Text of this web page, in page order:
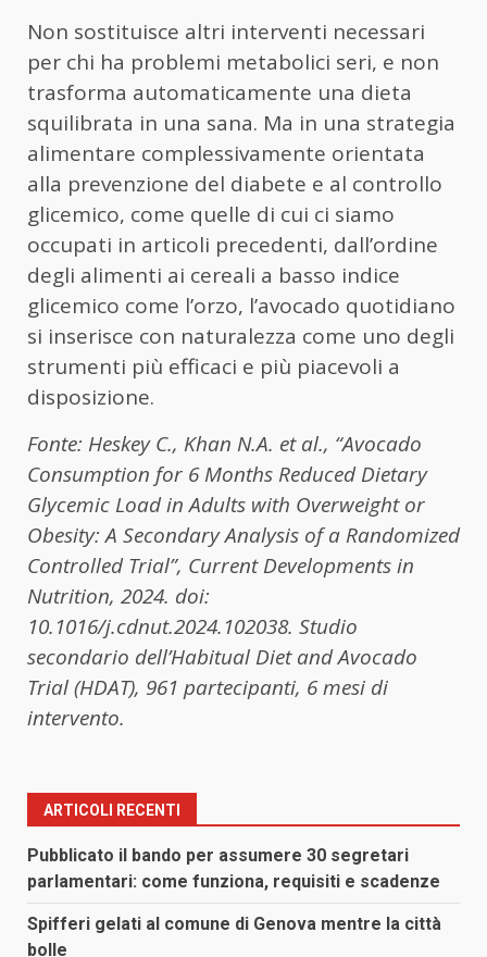
Non sostituisce altri interventi necessari
per chi ha problemi metabolici seri, e non
trasforma automaticamente una dieta
squilibrata in una sana. Ma in una strategia
alimentare complessivamente orientata
alla prevenzione del diabete e al controllo
glicemico, come quelle di cui ci siamo
occupati in articoli precedenti, dall’ordine
degli alimenti ai cereali a basso indice
glicemico come l’orzo, l’avocado quotidiano
si inserisce con naturalezza come uno degli
strumenti più efficaci e più piacevoli a
disposizione.
Fonte: Heskey C., Khan N.A. et al., “Avocado
Consumption for 6 Months Reduced Dietary
Glycemic Load in Adults with Overweight or
Obesity: A Secondary Analysis of a Randomized
Controlled Trial”, Current Developments in
Nutrition, 2024. doi:
10.1016/j.cdnut.2024.102038. Studio
secondario dell’Habitual Diet and Avocado
Trial (HDAT), 961 partecipanti, 6 mesi di
intervento.
ARTICOLI RECENTI
Pubblicato il bando per assumere 30 segretari
parlamentari: come funziona, requisiti e scadenze
Spifferi gelati al comune di Genova mentre la città
bolle